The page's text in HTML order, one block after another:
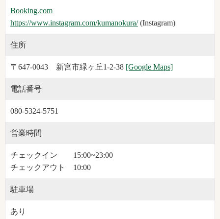
Booking.com
https://www.instagram.com/kumanokura/(Instagram)
住所
〒647-0043 新宮市緑ヶ丘1-2-38 [Google Maps]
電話番号
080-5324-5751
営業時間
チェックイン 15:00~23:00
チェックアウト 10:00
駐車場
あり